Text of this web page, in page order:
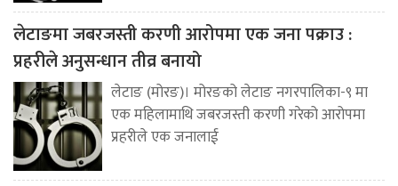
लेटाङमा जबरजस्ती करणी आरोपमा एक जना पक्राउ :
प्रहरीले अनुसन्धान तीव्र बनायो
लेटाङ (मोरङ)। मोरङको लेटाङ नगरपालिका-९ मा
एक महिलामाथि जबरजस्ती करणी गरेको आरोपमा
प्रहरीले एक जनालाई